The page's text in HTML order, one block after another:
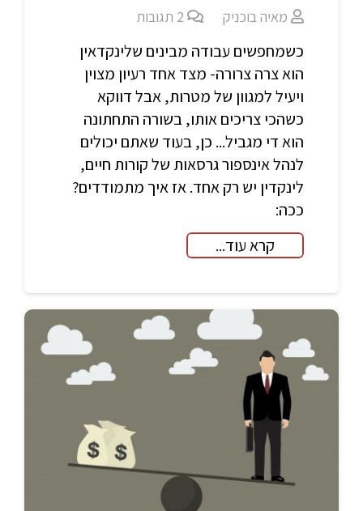
מאיה בוכניק 2 תגובות
כשמחפשים עבודה מבינים שלינקדאין
הוא צרה צרורה- מצד אחד רעיון מצוין
ויעיל למגוון של מטרות, אבל דווקא
כשהכי צריכים אותו, בשורה התחתונה
הוא די מגביל... כן, בעוד שאתם יכולים
לנהל אינספור גרסאות של קורות חיים,
לינקדין יש רק אחד. אז איך מתמודדים?
ככה:
קרא עוד...